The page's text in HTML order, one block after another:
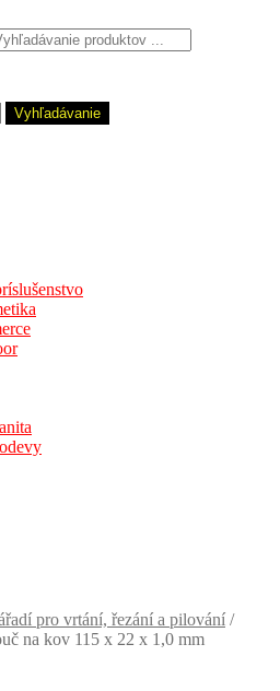
Vyhľadávanie
pro vrtání, řezání a pilování /
na kov 115 x 22 x 1,0 mm